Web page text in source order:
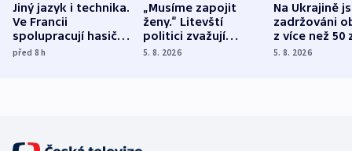
Jiný jazyk i technika.
Ve Francii
spolupracují hasiči z
různých zemí
před 8h
„Musíme zapojit
ženy.“ Litevští
politici zvažují
dohodu o
5. 8. 2026
Na Ukrajině
zadržováni
z více než 50
Bojovali na
5. 8. 2026